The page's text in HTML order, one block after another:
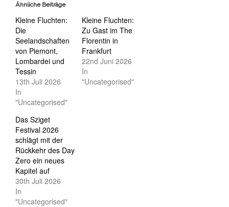
Ähnliche Beiträge
Kleine Fluchten:
Die
Seelandschaften
von Piemont,
Lombardei und
Tessin
13th Juli 2026
In
"Uncategorised"
Kleine Fluchten:
Zu Gast im The
Florentin in
Frankfurt
22nd Juni 2026
In
"Uncategorised"
Das Sziget
Festival 2026
schlägt mit der
Rückkehr des Day
Zero ein neues
Kapitel auf
30th Juli 2026
In
"Uncategorised"